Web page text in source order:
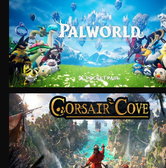
VIEW
VIEW